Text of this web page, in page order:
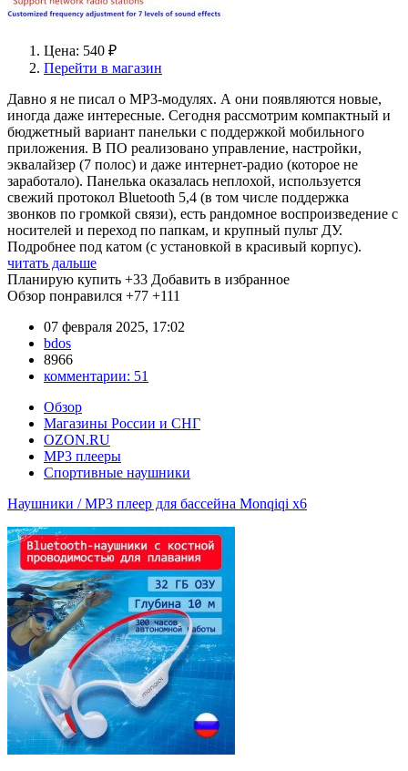
Цена: 540 ₽
Перейти в магазин
Давно я не писал о MP3-модулях. А они появляются новые,
иногда даже интересные. Сегодня рассмотрим компактный и
бюджетный вариант панельки с поддержкой мобильного
приложения. В ПО реализовано управление, настройки,
эквалайзер (7 полос) и даже интернет-радио (которое не
заработало). Панелька оказалась неплохой, используется
свежий протокол Bluetooth 5,4 (в том числе поддержка
звонков по громкой связи), есть рандомное воспроизведение с
носителей и переход по папкам, и крупный пульт ДУ.
Подробнее под катом (с установкой в красивый корпус).
читать дальше
Планирую купить +33 Добавить в избранное
Обзор понравился +77 +111
07 февраля 2025, 17:02
bdos
8966
комментарии: 51
Обзор
Магазины России и СНГ
OZON.RU
MP3 плееры
Спортивные наушники
Наушники / MP3 плеер для бассейна Monqiqi x6